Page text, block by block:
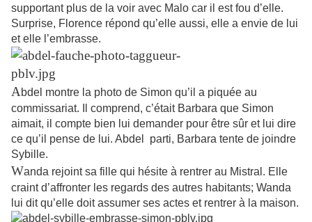
supportant plus de la voir avec Malo car il est fou d’elle.
Surprise, Florence répond qu’elle aussi, elle a envie de lui
et elle l’embrasse.
A bdel montre la photo de Simon qu’il a piquée au
commissariat. Il comprend, c’était Barbara que Simon
aimait, il compte bien lui demander pour être sûr et lui dire
ce qu’il pense de lui. Abdel parti, Barbara tente de joindre
Sybille.
Wanda rejoint sa fille qui hésite à rentrer au Mistral. Elle
craint d’affronter les regards des autres habitants; Wanda
lui dit qu’elle doit assumer ses actes et rentrer à la maison.